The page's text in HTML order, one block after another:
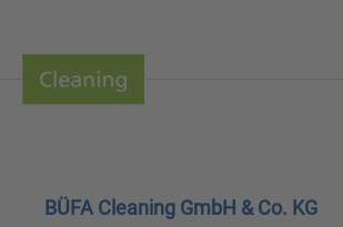
BÜFA Cleaning GmbH & Co. KG